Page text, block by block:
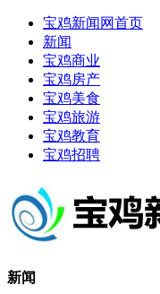
宝鸡新闻网首页
新闻
宝鸡商业
宝鸡房产
宝鸡美食
宝鸡旅游
宝鸡教育
宝鸡招聘
新闻